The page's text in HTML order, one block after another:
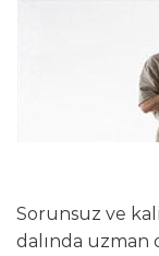
Sorunsuz ve
dalında uzman